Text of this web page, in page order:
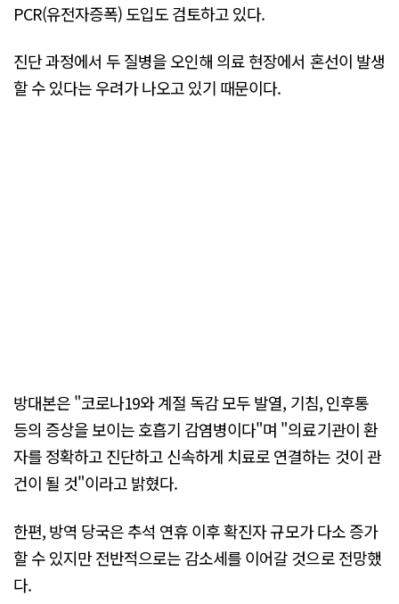
PCR(유전자증폭) 도입도 검토하고 있다.
진단 과정에서 두 질병을 오인해 의료 현장에서 혼선이 발생
할 수 있다는 우려가 나오고 있기 때문이다.
방대본은 "코로나19와 계절 독감 모두 발열, 기침, 인후통
등의 증상을 보이는 호흡기 감염병이다"며 "의료기관이 환
자를 정확하고 진단하고 신속하게 치료로 연결하는 것이 관
건이 될 것"이라고 밝혔다.
한편, 방역 당국은 추석 연휴 이후 확진자 규모가 다소 증가
할 수 있지만 전반적으로는 감소세를 이어갈 것으로 전망했
다.